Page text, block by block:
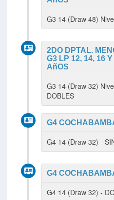
G3 14 (Draw 48)
2DO DPTAL.
G3 LP 12, 14, 16 Y
AñOS
G3 14 (Draw 32)
DOBLES
G4
G4 14 (Draw 32) -
G4
G4 14 (Draw 32) -